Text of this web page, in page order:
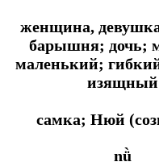
женщина,
барышня; дочь;
маленький;
изящный
самка; Нюй
nǜ